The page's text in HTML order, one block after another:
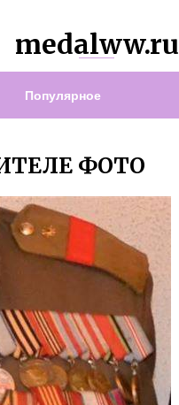
medalww.ru
Популярное
ФОТО